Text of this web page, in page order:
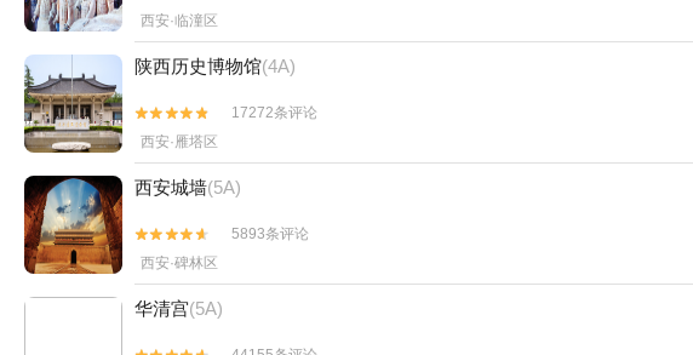
西安·临潼区
陕西历史博物馆(4A)


17272条评论
西安·雁塔区
西安城墙(5A)


5893条评论
西安·碑林区
华清宫(5A)